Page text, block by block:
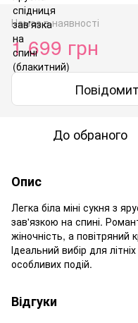
Немає в наявності
1 699 грн
До обраного
Опис
Легка біла міні сукня з
зав'язкою на спині.
жіночність, а повітряний
Ідеальний вибір для
особливих подій.
Відгуки